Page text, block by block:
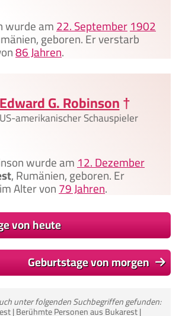
wurde am22. September1902
geboren. Er verstarb
86 Jahren.
G. Robinson†
US-amerikanischer Schauspieler
wurde am12. Dezember
, Rumänien, geboren. Er
Alter von79 Jahren.
von heute
Geburtstage von morgen
unter folgenden Suchbegriffen gefunden:
| Berühmte Personen aus Bukarest |